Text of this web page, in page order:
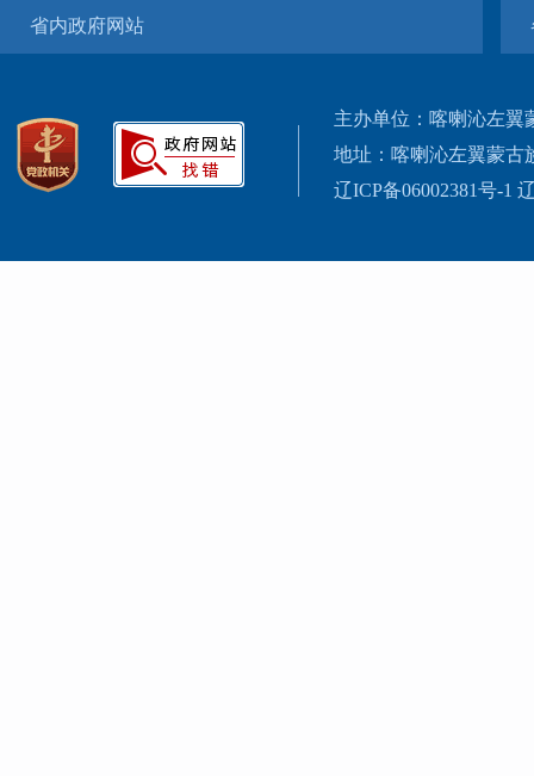
省内政府网站
主办单位：喀喇沁左翼
地址：喀喇沁左翼蒙古
辽ICP备06002381号-1